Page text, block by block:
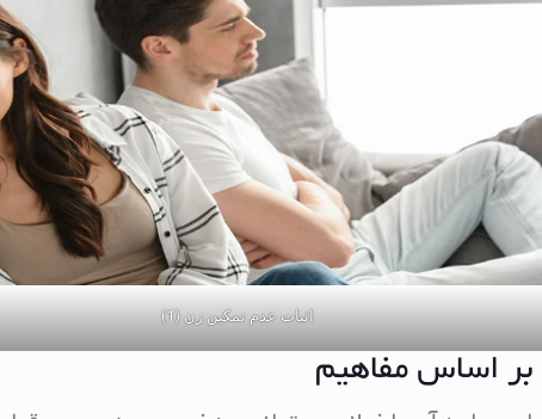
اثبات عدم تمکین زن (1)
اساس مفاهیم